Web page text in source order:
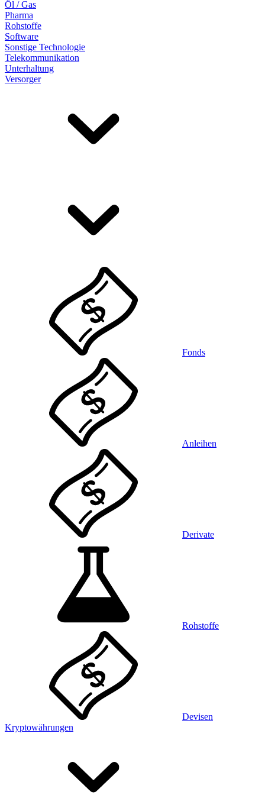
Öl / Gas
Pharma
Rohstoffe
Software
Sonstige Technologie
Telekommunikation
Unterhaltung
Versorger
Fonds
Anleihen
Derivate
Rohstoffe
Devisen
Kryptowährungen